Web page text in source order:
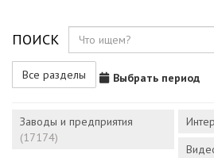
ПОИСК
Все разделы Выбрать период
Заводы и предприятия
(17174)